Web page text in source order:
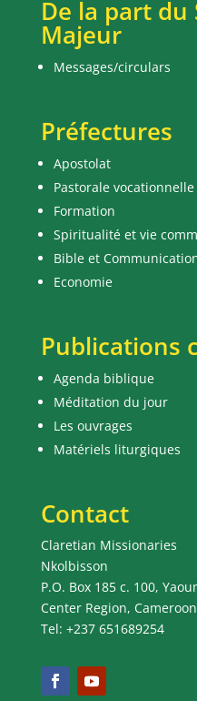
De la part du
Majeur
Messages/circulars
Préfectures
Apostolat
Pastorale
Formation
Spiritualité et vie
Bible et
Economie
Publications
Agenda biblique
Méditation du jour
Les ouvrages
Matériels liturgiques
Contact
Claretian Missionaries
Nkolbisson
P.O. Box 185 c. 100,
Center Region, Cameroon
Tel: +237 651689254